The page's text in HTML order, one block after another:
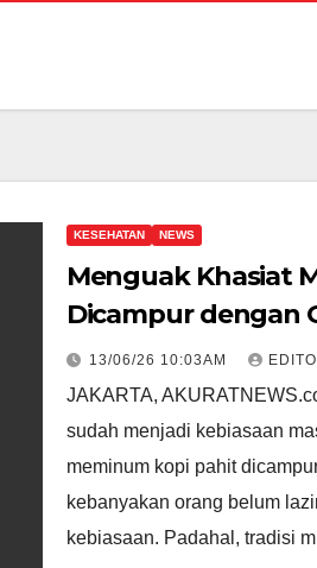
KESEHATAN NEWS
Menguak Khasiat
Dicampur dengan
13/06/26 10:03AM
JAKARTA,
sudah menjadi kebiasaan
meminum kopi pahit
kebanyakan orang belum
kebiasaan. Padahal, tradisi